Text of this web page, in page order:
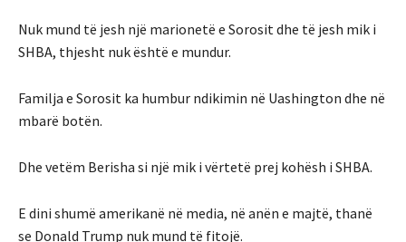
Nuk mund të jesh një marionetë e Sorosit dhe të jesh mik i
SHBA, thjesht nuk është e mundur.
Familja e Sorosit ka humbur ndikimin në Uashington dhe në
mbarë botën.
Dhe vetëm Berisha si një mik i vërtetë prej kohësh i SHBA.
E dini shumë amerikanë në media, në anën e majtë, thanë
se Donald Trump nuk mund të fitojë.